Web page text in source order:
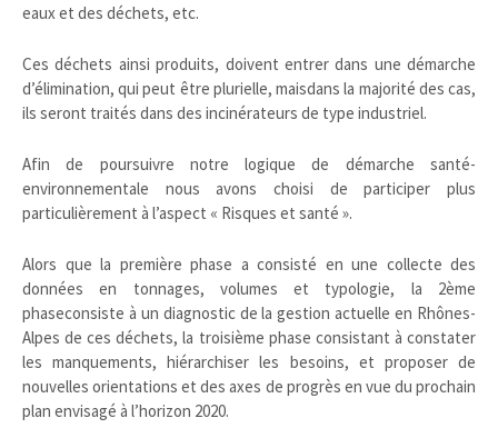
eaux et des déchets, etc.
Ces déchets ainsi produits, doivent entrer dans une démarche
d’élimination, qui peut être plurielle, maisdans la majorité des cas,
ils seront traités dans des incinérateurs de type industriel.
Afin de poursuivre notre logique de démarche santé-
environnementale nous avons choisi de participer plus
particulièrement à l’aspect « Risques et santé ».
Alors que la première phase a consisté en une collecte des
données en tonnages, volumes et typologie, la 2ème
phaseconsiste à un diagnostic de la gestion actuelle en Rhônes-
Alpes de ces déchets, la troisième phase consistant à constater
les manquements, hiérarchiser les besoins, et proposer de
nouvelles orientations et des axes de progrès en vue du prochain
plan envisagé à l’horizon 2020.